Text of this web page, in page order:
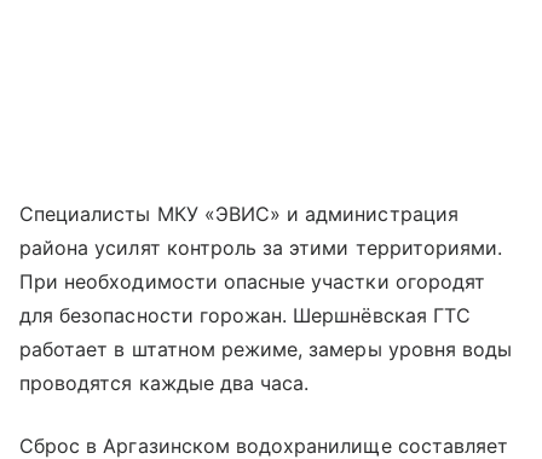
Специалисты МКУ «ЭВИС» и администрация
района усилят контроль за этими территориями.
При необходимости опасные участки огородят
для безопасности горожан. Шершнёвская ГТС
работает в штатном режиме, замеры уровня воды
проводятся каждые два часа.
Сброс в Аргазинском водохранилище составляет